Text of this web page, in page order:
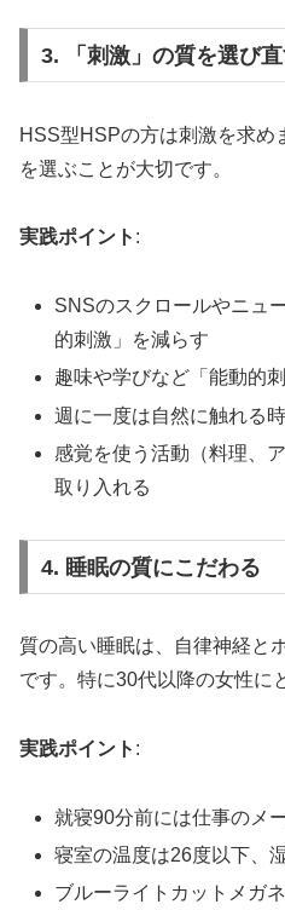
3. 「刺激」の質を選び
HSS型HSPの方は刺激を求め
を選ぶことが大切です。
実践ポイント :
SNSのスクロールやニュ
的刺激」を減らす
趣味や学びなど「能動的
週に一度は自然に触れる
感覚を使う活動（料理、
取り入れる
4. 睡眠の質にこだわる
質の高い睡眠は、自律神経と
です。特に30代以降の女性に
実践ポイント :
就寝90分前には仕事のメ
寝室の温度は26度以下、
ブルーライトカットメガ